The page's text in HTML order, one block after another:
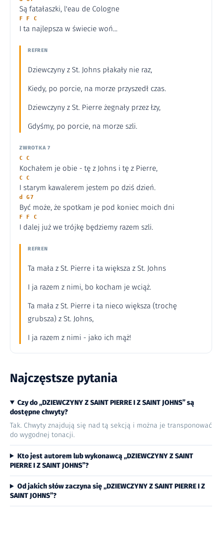
Są fatałaszki, l'eau de Cologne
F F C
I ta najlepsza w świecie woń...
REFREN
Dziewczyny z St. Johns płakały nie raz,
Kiedy, po porcie, na morze przyszedł czas.
Dziewczyny z St. Pierre żegnały przez łzy,
Gdyśmy, po porcie, na morze szli.
ZWROTKA 7
C C
Kochałem je obie - tę z Johns i tę z Pierre,
C C
I starym kawalerem jestem po dziś dzień.
d G7
Być może, że spotkam je pod koniec moich dni
F F C
I dalej już we trójkę będziemy razem szli.
REFREN
Ta mała z St. Pierre i ta większa z St. Johns
I ja razem z nimi, bo kocham je wciąż.
Ta mała z St. Pierre i ta nieco większa (trochę
grubsza) z St. Johns,
I ja razem z nimi - jako ich mąż!
Najczęstsze pytania
Czy do „DZIEWCZYNY Z SAINT PIERRE I Z SAINT JOHNS” są
dostępne chwyty?
Tak. Chwyty znajdują się nad tą sekcją i można je transponować
do wygodnej tonacji.
Kto jest autorem lub wykonawcą „DZIEWCZYNY Z SAINT
PIERRE I Z SAINT JOHNS”?
Od jakich słów zaczyna się „DZIEWCZYNY Z SAINT PIERRE I Z
SAINT JOHNS”?